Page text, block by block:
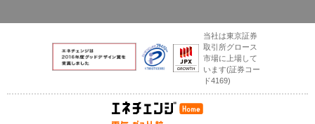
当社は東京証券
取引所グロース
市場に上場して
います(証券コー
ド4169)